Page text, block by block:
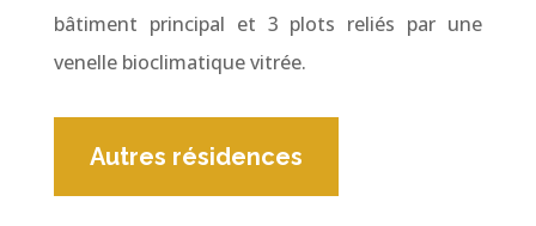
bâtiment principal et 3 plots reliés par une
venelle bioclimatique vitrée.
Autres résidences